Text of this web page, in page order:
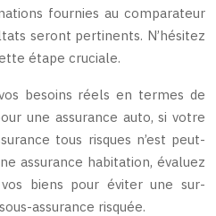
fournies au comparateur
seront pertinents. N’hésitez
étape cruciale.
besoins réels en termes de
une assurance auto, si votre
tous risques n’est peut-
assurance habitation, évaluez
biens pour éviter une sur-
assurance risquée.